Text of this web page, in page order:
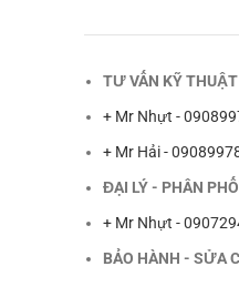
TƯ VẤN KỸ THUẬT
+ Mr Nhựt -
+ Mr Hải -
ĐẠI LÝ - PHÂN
+ Mr Nhựt -
BẢO HÀNH - SỬA